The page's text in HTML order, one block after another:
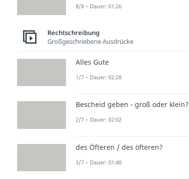
8/8 – Dauer: 01:26
Rechtschreibung
Großgeschriebene Ausdrücke
Alles Gute
1/7 – Dauer: 02:28
Bescheid geben - groß oder klein?
2/7 – Dauer: 02:02
des Öfteren / des öfteren?
3/7 – Dauer: 01:40